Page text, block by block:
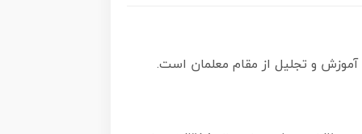
و تجلیل از مقام معلمان است.